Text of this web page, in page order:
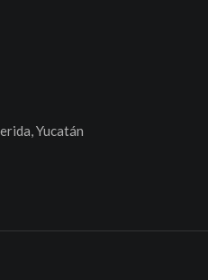
Yucatán